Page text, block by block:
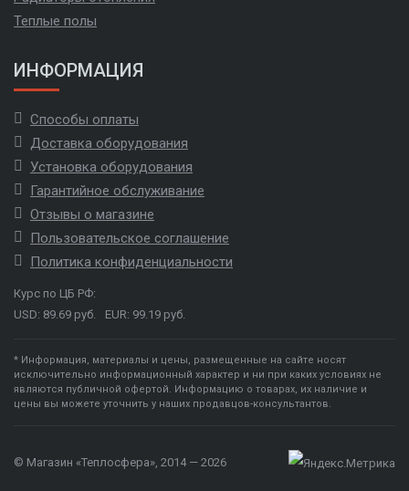
Теплые полы
ИНФОРМАЦИЯ
Способы оплаты
Доставка оборудования
Установка оборудования
Гарантийное обслуживание
Отзывы о магазине
Пользовательское соглашение
Политика конфиденциальности
Курс по ЦБ РФ:
USD: 89.69 руб.
EUR: 99.19 руб.
* Информация, материалы и цены, размещенные на сайте носят
исключительно информационный характер и ни при каких условиях не
являются публичной офертой. Информацию о товарах, их наличие и
цены вы можете уточнить у наших продавцов-консультантов.
© Магазин «Теплосфера», 2014 — 2026